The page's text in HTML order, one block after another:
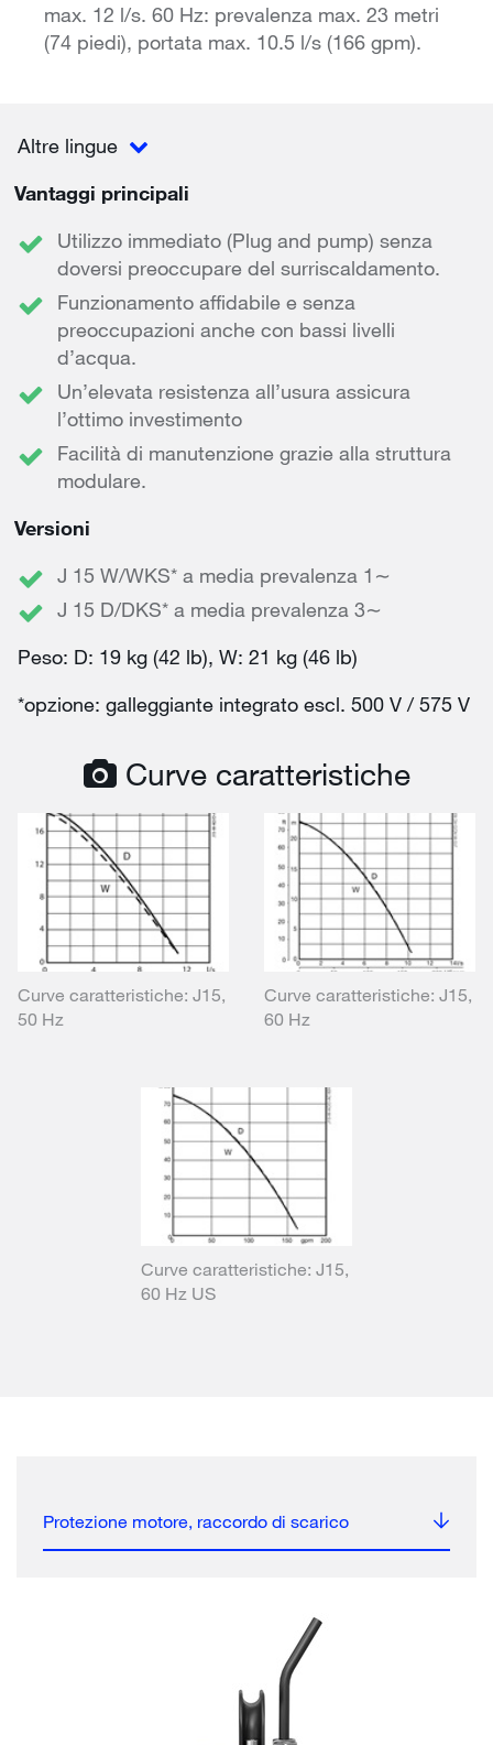
max. 12 l/s. 60 Hz: prevalenza max. 23 metri
(74 piedi), portata max. 10.5 l/s (166 gpm).
Altre lingue
Vantaggi principali
Utilizzo immediato (Plug and pump) senza
doversi preoccupare del surriscaldamento.
Funzionamento affidabile e senza
preoccupazioni anche con bassi livelli
d’acqua.
Un’elevata resistenza all’usura assicura
l’ottimo investimento
Facilità di manutenzione grazie alla struttura
modulare.
Versioni
J 15 W/WKS* a media prevalenza 1∼
J 15 D/DKS* a media prevalenza 3∼
Peso: D: 19 kg (42 lb), W: 21 kg (46 lb)
*opzione: galleggiante integrato escl. 500 V / 575 V
Curve caratteristiche
Curve caratteristiche: J15,
50 Hz
Curve caratteristiche: J15,
60 Hz
Curve caratteristiche: J15,
60 Hz US
Protezione motore, raccordo di scarico